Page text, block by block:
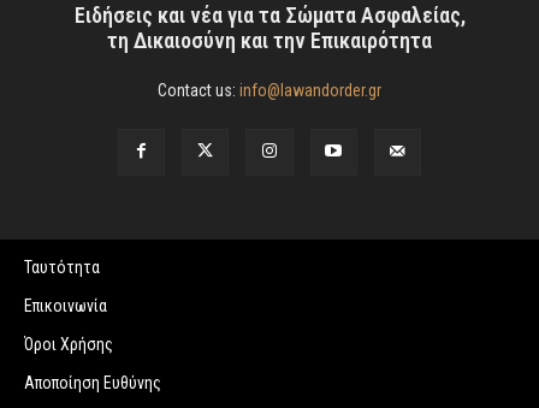
Ειδήσεις και νέα για τα Σώματα Ασφαλείας,
τη Δικαιοσύνη και την Επικαιρότητα
Contact us: info@lawandorder.gr
Ταυτότητα
Επικοινωνία
Όροι Χρήσης
Αποποίηση Ευθύνης